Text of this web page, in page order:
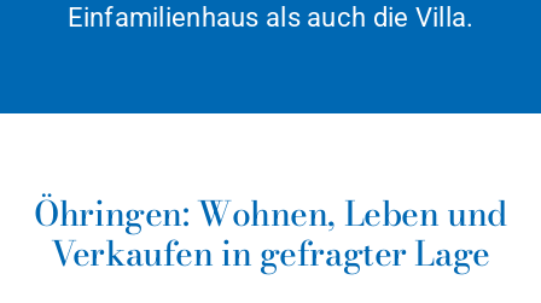
Einfamilienhaus als auch die Villa.
Öhringen: Wohnen, Leben und
Verkaufen in gefragter Lage